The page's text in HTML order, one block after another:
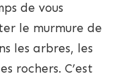
de vous
le murmure de
les arbres, les
rochers. C’est